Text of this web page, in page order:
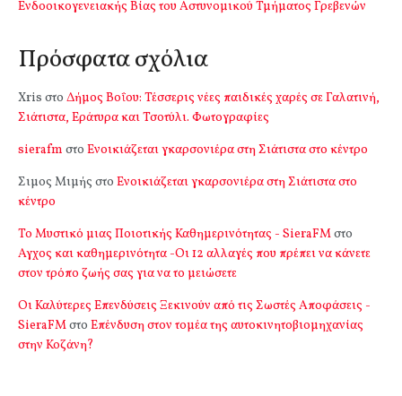
Ενδοοικογενειακής Βίας του Αστυνομικού Τμήματος Γρεβενών
Πρόσφατα σχόλια
Xris στο Δήμος Βοΐου: Τέσσερις νέες παιδικές χαρές σε Γαλατινή,
Σιάτιστα, Εράτυρα και Τσοτύλι. Φωτογραφίες
sierafm στο Ενοικιάζεται γκαρσονιέρα στη Σιάτιστα στο κέντρο
Σιμος Μιμής στο Ενοικιάζεται γκαρσονιέρα στη Σιάτιστα στο
κέντρο
Το Μυστικό μιας Ποιοτικής Καθημερινότητας - SieraFMστο
Αγχος και καθημερινότητα -Οι 12 αλλαγές που πρέπει να κάνετε
στον τρόπο ζωής σας για να το μειώσετε
Οι Καλύτερες Επενδύσεις Ξεκινούν από τις Σωστές Αποφάσεις -
SieraFMστο Επένδυση στον τομέα της αυτοκινητοβιομηχανίας
στην Κοζάνη?